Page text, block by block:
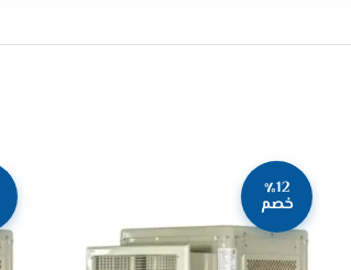
٪12
خصم